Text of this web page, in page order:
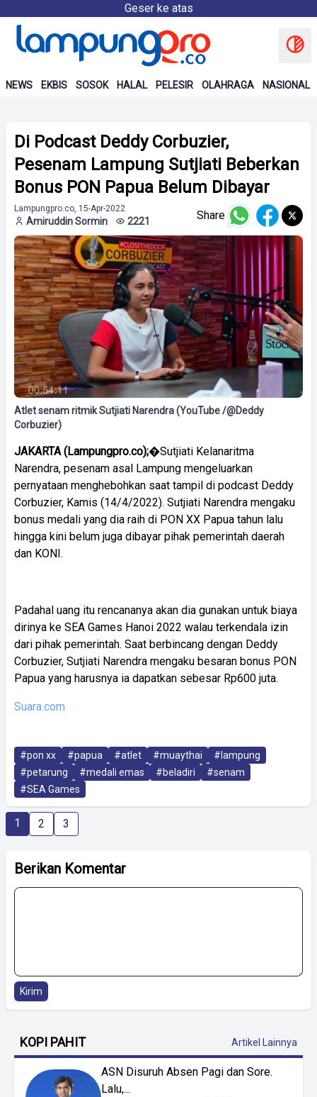
Geser ke atas
NEWS EKBIS SOSOK HALAL PELESIR OLAHRAGA NASIONAL
Di Podcast Deddy Corbuzier,
Pesenam Lampung Sutjiati Beberkan
Bonus PON Papua Belum Dibayar
Lampungpro.co, 15-Apr-2022
Amiruddin Sormin 2221 Share
Atlet senam ritmik Sutjiati Narendra (YouTube /@Deddy
Corbuzier)
JAKARTA (Lampungpro.co);�Sutjiati Kelanaritma
Narendra, pesenam asal Lampung mengeluarkan
pernyataan menghebohkan saat tampil di podcast Deddy
Corbuzier, Kamis (14/4/2022). Sutjiati Narendra mengaku
bonus medali yang dia raih di PON XX Papua tahun lalu
hingga kini belum juga dibayar pihak pemerintah daerah
dan KONI.
Padahal uang itu rencananya akan dia gunakan untuk biaya
dirinya ke SEA Games Hanoi 2022 walau terkendala izin
dari pihak pemerintah. Saat berbincang dengan Deddy
Corbuzier, Sutjiati Narendra mengaku besaran bonus PON
Papua yang harusnya ia dapatkan sebesar Rp600 juta.
Suara.com
#pon xx #papua #atlet #muaythai
#lampung
#petarung
#medali emas #beladiri
#senam
#SEA Games
1 2 3
Berikan Komentar
Kirim
KOPI PAHIT Artikel Lainnya
ASN Disuruh Absen Pagi dan Sore.
Lalu,...